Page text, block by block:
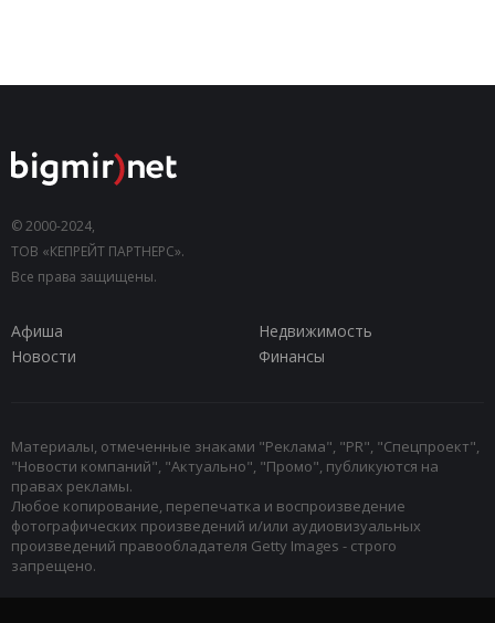
© 2000-2024,
ТОВ «КЕПРЕЙТ ПАРТНЕРС».
Все права защищены.
Афиша
Недвижимость
Новости
Финансы
Материалы, отмеченные знаками "Реклама", "PR", "Спецпроект",
"Новости компаний", "Актуально", "Промо", публикуются на
правах рекламы.
Любое копирование, перепечатка и воспроизведение
фотографических произведений и/или аудиовизуальных
произведений правообладателя Getty Images - строго
запрещено.